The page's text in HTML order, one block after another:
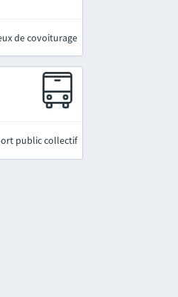
de covoiturage
public collectif